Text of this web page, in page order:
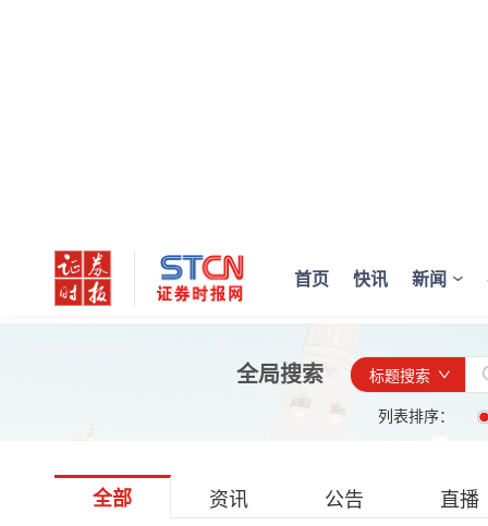
首页 快讯 新闻
全局搜索
标题搜索
列表排序：
全部 资讯 公告 直播